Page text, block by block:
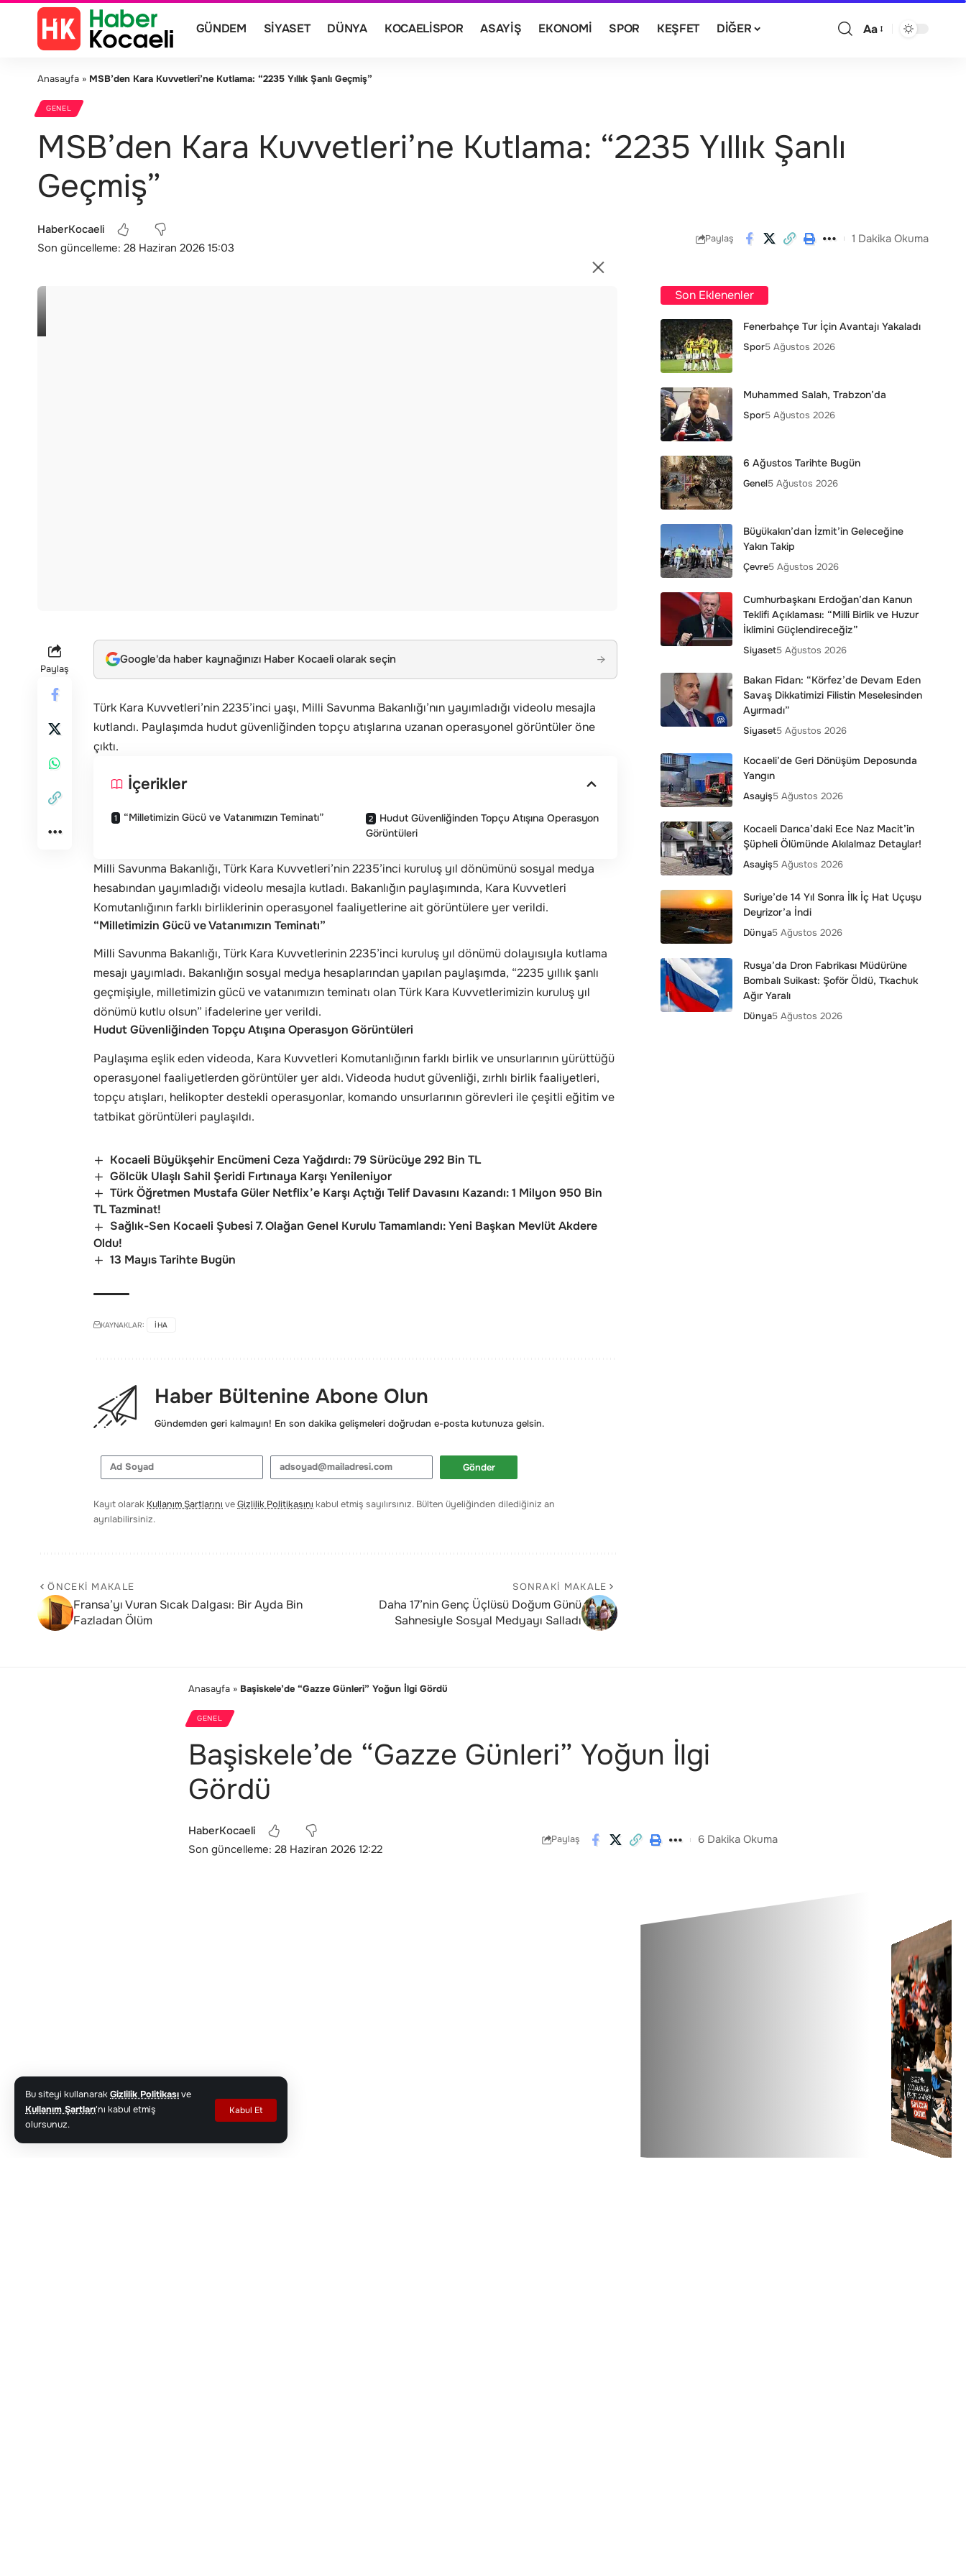
Bu siteyi kullanarakGizlilik Politikasıve
Kullanım Şartları'nı kabul etmiş
olursunuz.
Kabul Et
GÜNDEM SIYASET DÜNYA KOCAELISPOR ASAYIŞ EKONOMI SPOR KEŞFET DIĞER Aa
Anasayfa » MSB’den Kara Kuvvetleri’ne Kutlama: “2235 Yıllık Şanlı Geçmiş”
GENEL
MSB’den Kara Kuvvetleri’ne Kutlama: “2235 Yıllık Şanlı
Geçmiş”
Son güncelleme: 28 Haziran 2026 15:03
HaberKocaeli
Paylaş 1 Dakika Okuma
Paylaş
Google'da haber kaynağınızı Haber Kocaeli olarak seçin →
Türk Kara Kuvvetleri’nin 2235’inci yaşı, Milli Savunma Bakanlığı’nın yayımladığı videolu mesajla
kutlandı. Paylaşımda hudut güvenliğinden topçu atışlarına uzanan operasyonel görüntüler öne
çıktı.
İçerikler
“Milletimizin Gücü ve Vatanımızın Teminatı”
Hudut Güvenliğinden Topçu Atışına Operasyon
Görüntüleri
Milli Savunma Bakanlığı, Türk Kara Kuvvetleri’nin 2235’inci kuruluş yıl dönümünü sosyal medya
hesabından yayımladığı videolu mesajla kutladı. Bakanlığın paylaşımında, Kara Kuvvetleri
Komutanlığının farklı birliklerinin operasyonel faaliyetlerine ait görüntülere yer verildi.
“Milletimizin Gücü ve Vatanımızın Teminatı”
Milli Savunma Bakanlığı, Türk Kara Kuvvetlerinin 2235’inci kuruluş yıl dönümü dolayısıyla kutlama
mesajı yayımladı. Bakanlığın sosyal medya hesaplarından yapılan paylaşımda, “2235 yıllık şanlı
geçmişiyle, milletimizin gücü ve vatanımızın teminatı olan Türk Kara Kuvvetlerimizin kuruluş yıl
dönümü kutlu olsun” ifadelerine yer verildi.
Hudut Güvenliğinden Topçu Atışına Operasyon Görüntüleri
Paylaşıma eşlik eden videoda, Kara Kuvvetleri Komutanlığının farklı birlik ve unsurlarının yürüttüğü
operasyonel faaliyetlerden görüntüler yer aldı. Videoda hudut güvenliği, zırhlı birlik faaliyetleri,
topçu atışları, helikopter destekli operasyonlar, komando unsurlarının görevleri ile çeşitli eğitim ve
tatbikat görüntüleri paylaşıldı.
Kocaeli Büyükşehir Encümeni Ceza Yağdırdı: 79 Sürücüye 292 Bin TL
Gölcük Ulaşlı Sahil Şeridi Fırtınaya Karşı Yenileniyor
Türk Öğretmen Mustafa Güler Netflix’e Karşı Açtığı Telif Davasını Kazandı: 1 Milyon 950 Bin
TL Tazminat!
Sağlık-Sen Kocaeli Şubesi 7. Olağan Genel Kurulu Tamamlandı: Yeni Başkan Mevlüt Akdere
Oldu!
13 Mayıs Tarihte Bugün
KAYNAKLAR: IHA
Haber Bültenine Abone Olun
Gündemden geri kalmayın! En son dakika gelişmeleri doğrudan e-posta kutunuza gelsin.
Gönder
Kayıt olarak Kullanım Şartlarını veGizlilik Politikasını kabul etmiş sayılırsınız. Bülten üyeliğinden dilediğiniz an
ayrılabilirsiniz.
ÖNCEKI MAKALE
Fransa’yı Vuran Sıcak Dalgası: Bir Ayda Bin
Fazladan Ölüm
SONRAKI MAKALE
Daha 17’nin Genç Üçlüsü Doğum Günü
Sahnesiyle Sosyal Medyayı Salladı
Son Eklenenler
Fenerbahçe Tur İçin Avantajı Yakaladı
Spor5 Ağustos 2026
Muhammed Salah, Trabzon’da
Spor5 Ağustos 2026
6 Ağustos Tarihte Bugün
Genel5 Ağustos 2026
Büyükakın’dan İzmit’in Geleceğine
Yakın Takip
Çevre5 Ağustos 2026
Cumhurbaşkanı Erdoğan’dan Kanun
Teklifi Açıklaması: “Milli Birlik ve Huzur
İklimini Güçlendireceğiz”
Siyaset5 Ağustos 2026
Bakan Fidan: “Körfez’de Devam Eden
Savaş Dikkatimizi Filistin Meselesinden
Ayırmadı”
Siyaset5 Ağustos 2026
Kocaeli’de Geri Dönüşüm Deposunda
Yangın
Asayiş5 Ağustos 2026
Kocaeli Darıca’daki Ece Naz Macit’in
Şüpheli Ölümünde Akılalmaz Detaylar!
Asayiş5 Ağustos 2026
Suriye’de 14 Yıl Sonra İlk İç Hat Uçuşu
Deyrizor’a İndi
Dünya5 Ağustos 2026
Rusya’da Dron Fabrikası Müdürüne
Bombalı Suikast: Şoför Öldü, Tkachuk
Ağır Yaralı
Dünya5 Ağustos 2026
Anasayfa » Başiskele’de “Gazze Günleri” Yoğun İlgi Gördü
GENEL
Başiskele’de “Gazze Günleri” Yoğun İlgi
Gördü
Son güncelleme: 28 Haziran 2026 12:22
HaberKocaeli
Paylaş 6 Dakika Okuma